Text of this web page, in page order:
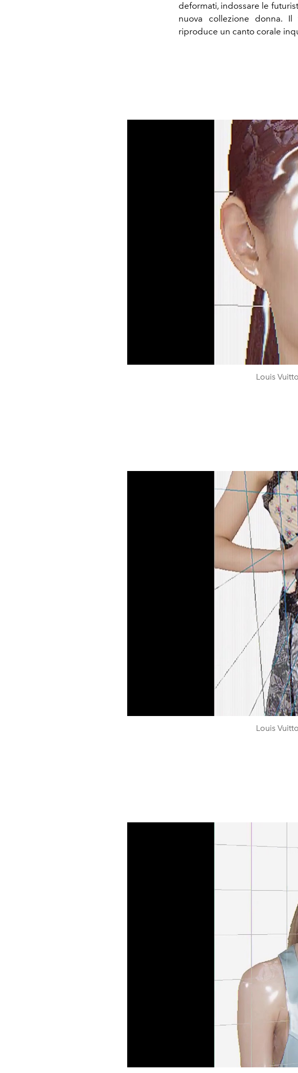
deformati, indossare le
nuova collezione donna.
riproduce un canto corale
Louis
Louis